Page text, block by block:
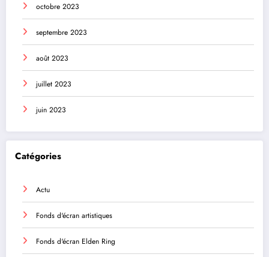
octobre 2023
septembre 2023
août 2023
juillet 2023
juin 2023
Catégories
Actu
Fonds d'écran artistiques
Fonds d'écran Elden Ring